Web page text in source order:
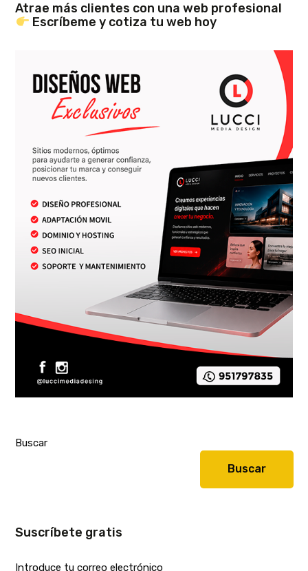
Atrae más clientes con una web profesional
Escríbeme y cotiza tu web hoy
Buscar
Buscar
Suscríbete gratis
Introduce tu correo electrónico